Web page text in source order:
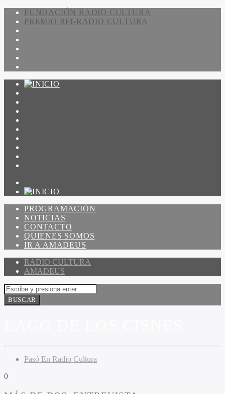
FUNDACIÓN RADIO CULTURA
PREMIO RFI-RADIO CULTURA
PROGRAMACIÓN
NOTICIAS
CONTACTO
QUIENES SOMOS
IR A AMADEUS
RADIO CULTURA
AMADEUS
Pasó En Radio Cultura
0